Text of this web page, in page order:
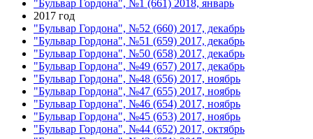
"Бульвар Гордона", №1 (661) 2018, январь
2017 год
"Бульвар Гордона", №52 (660) 2017, декабрь
"Бульвар Гордона", №51 (659) 2017, декабрь
"Бульвар Гордона", №50 (658) 2017, декабрь
"Бульвар Гордона", №49 (657) 2017, декабрь
"Бульвар Гордона", №48 (656) 2017, ноябрь
"Бульвар Гордона", №47 (655) 2017, ноябрь
"Бульвар Гордона", №46 (654) 2017, ноябрь
"Бульвар Гордона", №45 (653) 2017, ноябрь
"Бульвар Гордона", №44 (652) 2017, октябрь